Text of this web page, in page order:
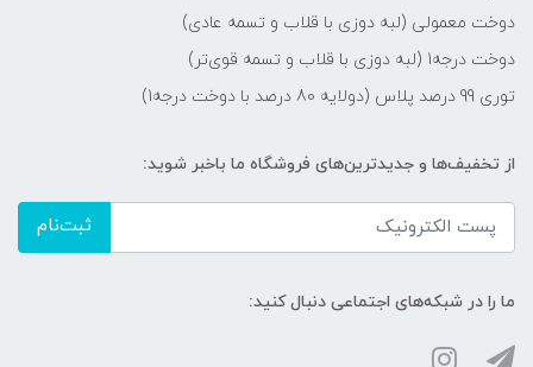
دوخت معمولی (لبه دوزی با قلاب و تسمه عادی)
دوخت درجه1 (لبه دوزی با قلاب و تسمه قوی‌تر)
توری 99 درصد پلاس (دولایه 80 درصد با دوخت درجه1)
از تخفیف‌ها و جدیدترین‌های فروشگاه ما باخبر شوید:
ثبت‌نام
ما را در شبکه‌های اجتماعی دنبال کنید: